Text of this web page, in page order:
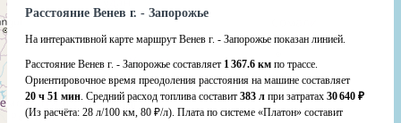
Расстояние Венев г. - Запорожье
На интерактивной карте маршрут Венев г. - Запорожье показан линией.
Расстояние Венев г. - Запорожье составляет 1 367.6 км по трассе.
Ориентировочное время преодоления расстояния на машине составляет
20 ч 51 мин. Средний расход топлива составит 383 л при затратах 30 640 ₽
(Из расчёта: 28 л/100 км, 80 ₽/л). Плата по системе «Платон» составит